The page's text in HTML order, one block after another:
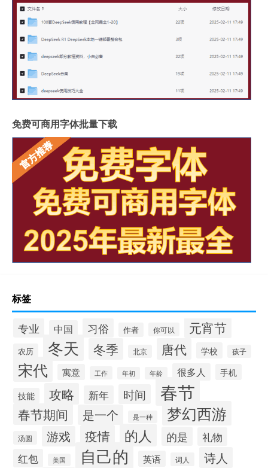
免费可商用字体批量下载
标签
专业 中国 习俗 作者 你可以 元宵节
农历 冬天 冬季 北京 唐代 学校 孩子
宋代 寓意 工作 年初 年龄 很多人 手机
技能 攻略 新年 时间 春节
春节期间 是一个 是一种 梦幻西游
汤圆 游戏 疫情 的人 的是
礼物
红包
美国 自己的 英语 词人 诗人